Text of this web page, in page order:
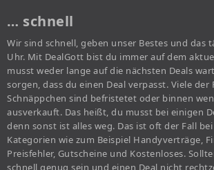
… schnell
Wir sind schnell, geben unser Bestes und das
Uhr. Mit DealGott bist du immer auf dem
musst weder lange auf die nächsten Deals
sorgen, dass du einen Deal verpasst. Viele
Schnäppchen sind befristetet oder binnen
ausverkauft. Das heißt, du musst bei einigen
denn sonst ist alles weg. Das ist oft der Fall
Kategorien wie zum Beispiel Handyverträge,
Preisfehler, Gutscheine und Kostenloses.
schnell genug sein und einen Deal nicht